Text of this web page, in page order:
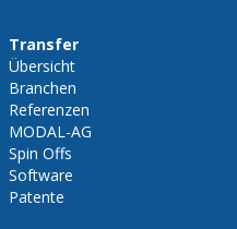
Transfer
Übersicht
Branchen
Referenzen
MODAL-AG
Spin Offs
Software
Patente